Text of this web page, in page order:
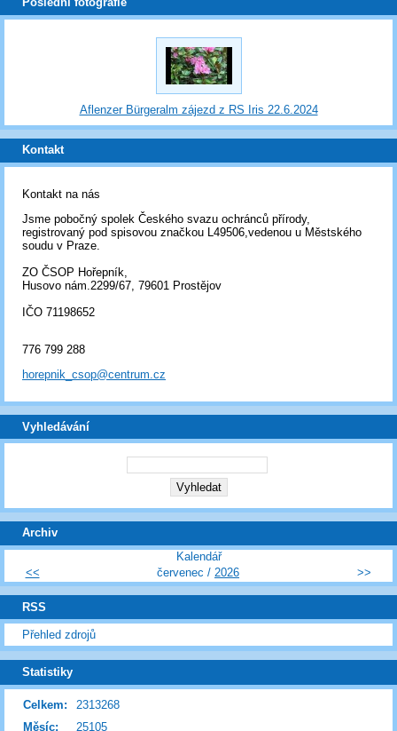
Aflenzer Bürgeralm zájezd z RS Iris 22.6.2024
Kontakt
Kontakt na nás
Jsme pobočný spolek Českého svazu ochránců přírody,
registrovaný pod spisovou značkou L49506,vedenou u Městského
soudu v Praze.
ZO ČSOP Hořepník,
Husovo nám.2299/67, 79601 Prostějov
IČO 71198652
776 799 288
horepnik_csop@centrum.cz
Vyhledávání
Archiv
Kalendář
<<
červenec / 2026 >>
RSS
Přehled zdrojů
Statistiky
Celkem:
2313268
Měsíc:
25105